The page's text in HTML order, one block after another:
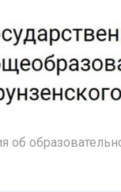
об